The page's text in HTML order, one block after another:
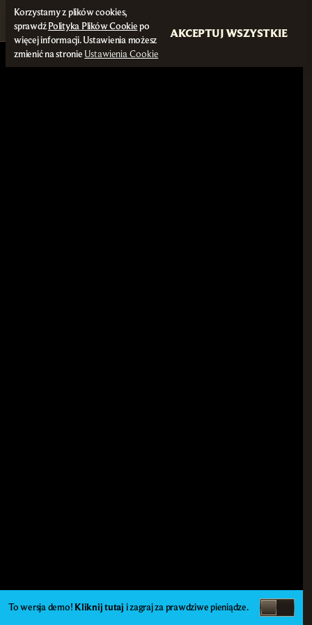
To wersja demo!Kliknij tutaj i zagraj za prawdziwe pieniądze.
Korzystamy z plików cookies,
sprawdźPolityka Plików Cookiepo
więcej informacji. Ustawienia możesz
zmienić na stronie Ustawienia Cookie
AKCEPTUJ WSZYSTKIE